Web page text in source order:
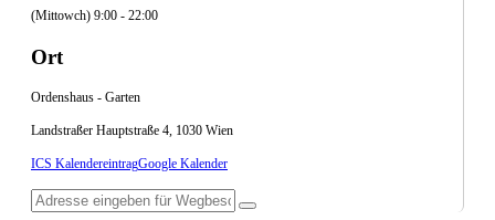
(Mittowch) 9:00 - 22:00
Ort
Ordenshaus - Garten
Landstraßer Hauptstraße 4, 1030 Wien
ICS KalendereintragGoogle Kalender